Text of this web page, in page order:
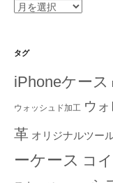
ア
イ
タグ
iPhoneケース
ウォッシュド加工 ウ
革 オリジナルツー
ーケース コ